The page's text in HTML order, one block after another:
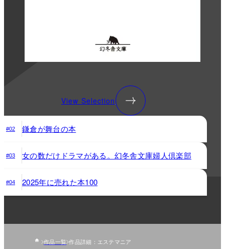
View Selection
#02 鎌倉が舞台の本
#03 女の数だけドラマがある。幻冬舎文庫婦人倶楽部
#04 2025年に売れた本100
作品一覧 作品詳細：エステマニア